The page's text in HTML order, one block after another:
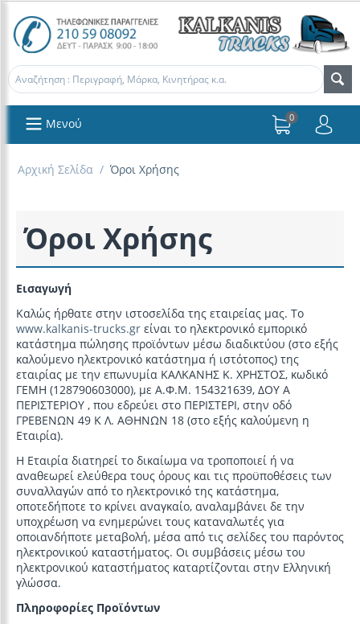
Μενού 0
Αρχική Σελίδα / Όροι Χρήσης
Όροι Χρήσης
Εισαγωγή
Καλώς ήρθατε στην ιστοσελίδα της εταιρείας μας. Το
www.kalkanis-trucks.gr είναι το ηλεκτρονικό εμπορικό
κατάστημα πώλησης προϊόντων μέσω διαδικτύου (στο εξής
καλούμενο ηλεκτρονικό κατάστημα ή ιστότοπος) της
εταιρίας με την επωνυμία ΚΑΛΚΑΝΗΣ Κ. ΧΡΗΣΤΟΣ, κωδικό
ΓΕΜΗ (128790603000), με Α.Φ.Μ. 154321639, ΔΟΥ Α
ΠΕΡΙΣΤΕΡΙΟΥ , που εδρεύει στο ΠΕΡΙΣΤΕΡΙ, στην οδό
ΓΡΕΒΕΝΩΝ 49 Κ Λ. ΑΘΗΝΩΝ 18 (στο εξής καλούμενη η
Εταιρία).
Η Εταιρία διατηρεί το δικαίωμα να τροποποιεί ή να
αναθεωρεί ελεύθερα τoυς όρους και τις προϋποθέσεις των
συναλλαγών από το ηλεκτρονικό της κατάστημα,
οποτεδήποτε το κρίνει αναγκαίο, αναλαμβάνει δε την
υποχρέωση να ενημερώνει τους καταναλωτές για
οποιανδήποτε μεταβολή, μέσα από τις σελίδες του παρόντος
ηλεκτρονικού καταστήματος. Οι συμβάσεις μέσω του
ηλεκτρονικού καταστήματος καταρτίζονται στην Ελληνική
γλώσσα.
Πληροφορίες Προϊόντων